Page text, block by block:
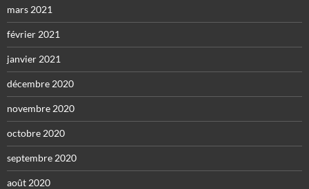
mars 2021
février 2021
janvier 2021
décembre 2020
novembre 2020
octobre 2020
septembre 2020
août 2020